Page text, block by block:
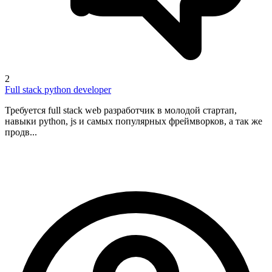
2
Full stack python developer
Требуется full stack web разработчик в молодой стартап,
навыки python, js и самых популярных фреймворков, а так же
продв...